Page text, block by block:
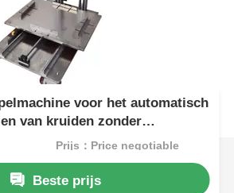
voor het automatisch
van kruiden zonder
Prijs：Price negotiable
Beste prijs